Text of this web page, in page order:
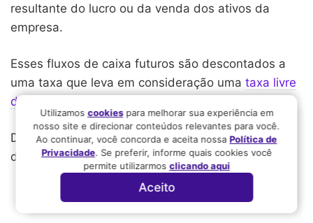
resultante do lucro ou da venda dos ativos da
empresa.
Esses fluxos de caixa futuros são descontados a
uma taxa que leva em consideração uma taxa livre
de risco
De qualquer modo, os lucros são a fonte de fluxo
de caixa para os acionistas.
Utilizamos cookiespara melhorar sua experiência em
nosso site e direcionar conteúdos relevantes para você.
Ao continuar, você concorda e aceita nossaPolítica de
Privacidade. Se preferir, informe quais cookies você
permite utilizarmos clicando aqui
Aceito